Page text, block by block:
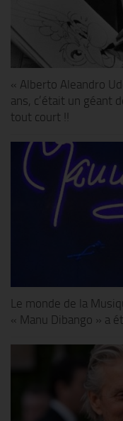
« Alberto Aleandro
ans, c’était un géant
tout court !!
Le monde de la
« Manu Dibango » a